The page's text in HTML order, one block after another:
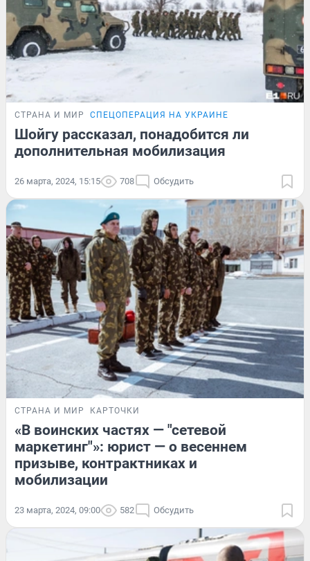
СТРАНА И МИР СПЕЦОПЕРАЦИЯ НА УКРАИНЕ
Шойгу рассказал, понадобится ли
дополнительная мобилизация
26 марта, 2024, 15:15 708 Обсудить
СТРАНА И МИР КАРТОЧКИ
«В воинских частях — "сетевой
маркетинг"»: юрист — о весеннем
призыве, контрактниках и
мобилизации
23 марта, 2024, 09:00 582 Обсудить